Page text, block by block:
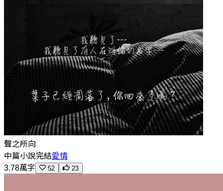
聲之所向
中篇小說完結愛情
3.78萬字
52 23